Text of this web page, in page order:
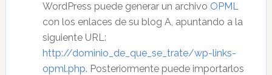
WordPress puede generar un archivo OPML
con los enlaces de su blog A, apuntando a la
siguiente URL:
http://dominio_de_que_se_trate/wp-links-
opml.php. Posteriormente puede importarlos